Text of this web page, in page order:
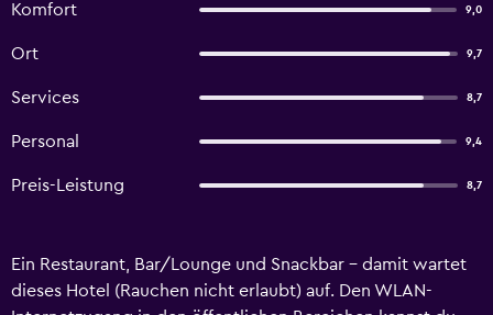
Komfort 9,0
Ort 9,7
Services 8,7
Personal 9,4
Preis-Leistung 8,7
Ein Restaurant, Bar/Lounge und Snackbar – damit wartet
dieses Hotel (Rauchen nicht erlaubt) auf. Den WLAN-